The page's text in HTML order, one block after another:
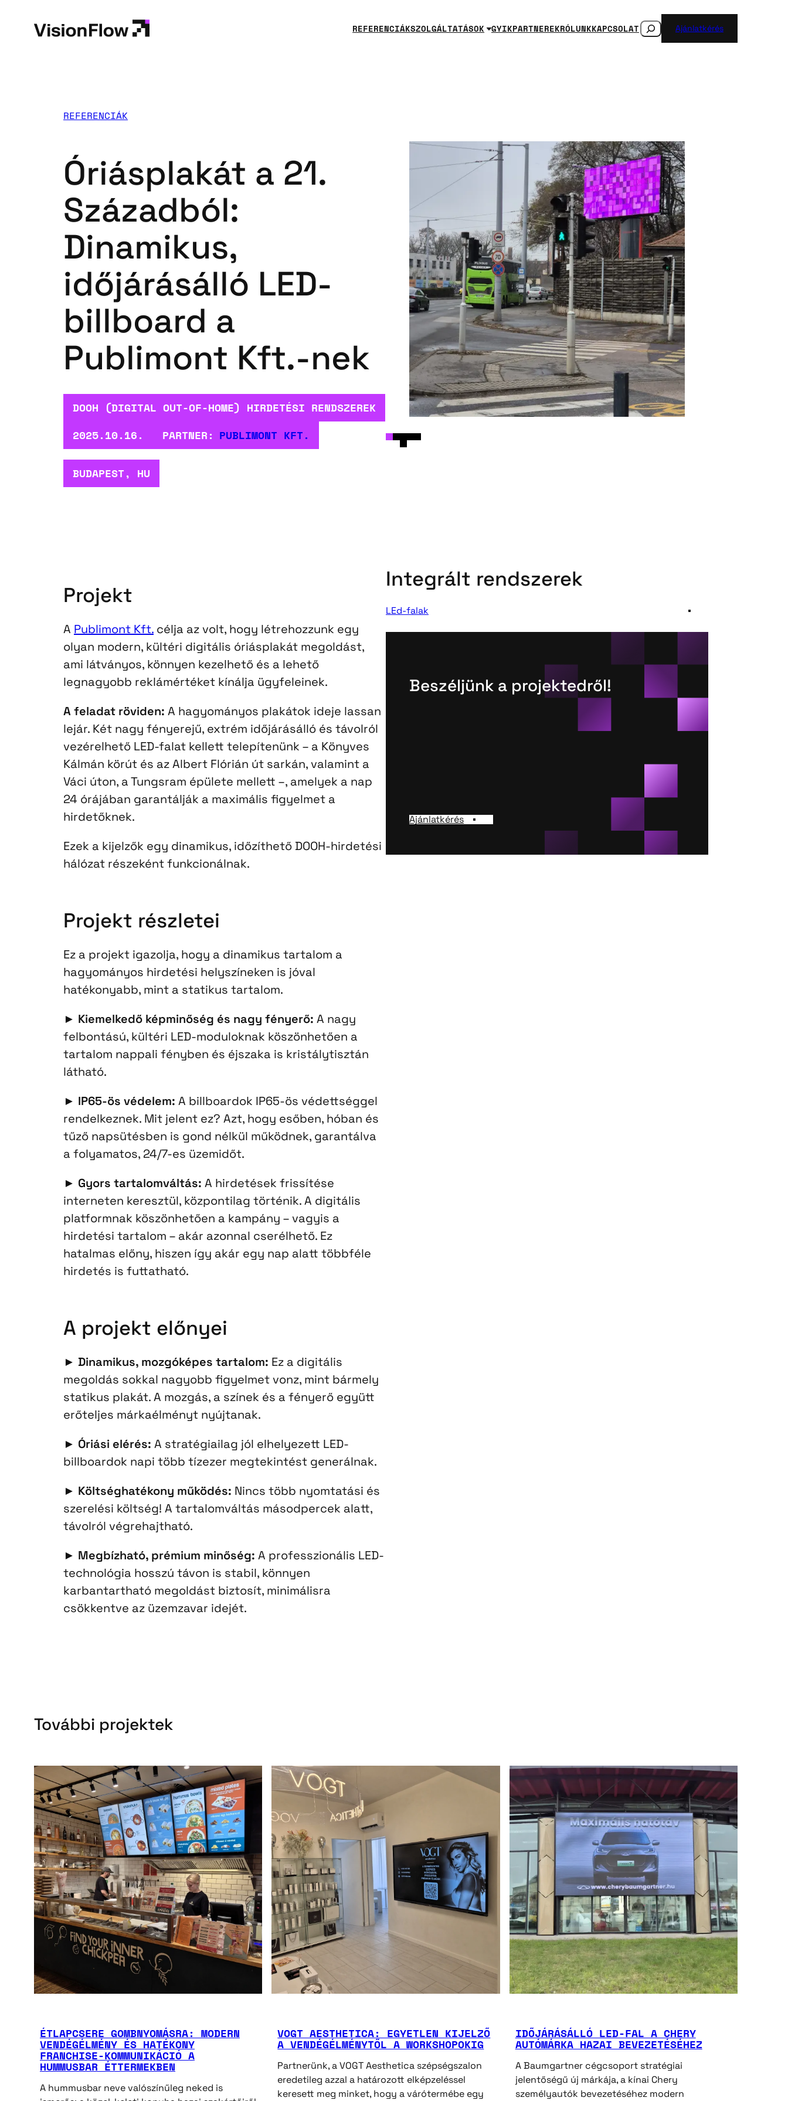
tartalomhoz
REFERENCIÁKSZOLGÁLTATÁSOK GYIKPARTNEREKRÓLUNKKAPCSOLATSEARCH Ajánlatkérés
REFERENCIÁK
Óriásplakát a 21.
Századból:
Dinamikus,
időjárásálló LED-
billboard a
Publimont Kft.-nek
DOOH (DIGITAL OUT-OF-HOME) HIRDETÉSI RENDSZEREK
2025.10.16.
PARTNER: PUBLIMONT KFT.
BUDAPEST, HU
Projekt
A Publimont Kft. célja az volt, hogy létrehozzunk egy
olyan modern, kültéri digitális óriásplakát megoldást,
ami látványos, könnyen kezelhető és a lehető
legnagyobb reklámértéket kínálja ügyfeleinek.
A feladat röviden: A hagyományos plakátok ideje lassan
lejár. Két nagy fényerejű, extrém időjárásálló és távolról
vezérelhető LED-falat kellett telepítenünk – a Könyves
Kálmán körút és az Albert Flórián út sarkán, valamint a
Váci úton, a Tungsram épülete mellett –, amelyek a nap
24 órájában garantálják a maximális figyelmet a
hirdetőknek.
Ezek a kijelzők egy dinamikus, időzíthető DOOH-hirdetési
hálózat részeként funkcionálnak.
Projekt részletei
Ez a projekt igazolja, hogy a dinamikus tartalom a
hagyományos hirdetési helyszíneken is jóval
hatékonyabb, mint a statikus tartalom.
► Kiemelkedő képminőség és nagy fényerő: A nagy
felbontású, kültéri LED-moduloknak köszönhetően a
tartalom nappali fényben és éjszaka is kristálytisztán
látható.
► IP65-ös védelem: A billboardok IP65-ös védettséggel
rendelkeznek. Mit jelent ez? Azt, hogy esőben, hóban és
tűző napsütésben is gond nélkül működnek, garantálva
a folyamatos, 24/7-es üzemidőt.
► Gyors tartalomváltás: A hirdetések frissítése
interneten keresztül, központilag történik. A digitális
platformnak köszönhetően a kampány – vagyis a
hirdetési tartalom – akár azonnal cserélhető. Ez
hatalmas előny, hiszen így akár egy nap alatt többféle
hirdetés is futtatható.
A projekt előnyei
► Dinamikus, mozgóképes tartalom: Ez a digitális
megoldás sokkal nagyobb figyelmet vonz, mint bármely
statikus plakát. A mozgás, a színek és a fényerő együtt
erőteljes márkaélményt nyújtanak.
► Óriási elérés: A stratégiailag jól elhelyezett LED-
billboardok napi több tízezer megtekintést generálnak.
► Költséghatékony működés: Nincs több nyomtatási és
szerelési költség! A tartalomváltás másodpercek alatt,
távolról végrehajtható.
► Megbízható, prémium minőség: A professzionális LED-
technológia hosszú távon is stabil, könnyen
karbantartható megoldást biztosít, minimálisra
csökkentve az üzemzavar idejét.
Integrált rendszerek
LEd-falak
Beszéljünk a projektedről!
Ajánlatkérés
További projektek
ÉTLAPCSERE GOMBNYOMÁSRA: MODERN
VENDÉGÉLMÉNY ÉS HATÉKONY
FRANCHISE-KOMMUNIKÁCIÓ A
HUMMUSBAR ÉTTERMEKBEN
A hummusbar neve valószínűleg neked is
VOGT AESTHETICA: EGYETLEN KIJELZŐ
A VENDÉGÉLMÉNYTŐL A WORKSHOPOKIG
Partnerünk, a VOGT Aesthetica szépségszalon
eredetileg azzal a határozott elképzeléssel
keresett meg minket, hogy a várótermébe egy
IDŐJÁRÁSÁLLÓ ​LED-FAL A CHERY
AUTÓMÁRKA HAZAI BEVEZETÉSÉHEZ
A Baumgartner cégcsoport stratégiai
jelentőségű új márkája, a kínai Chery
személyautók bevezetéséhez modern